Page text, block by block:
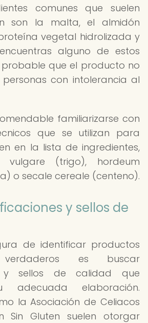
comunes que suelen
son la malta, el almidón
vegetal hidrolizada y
alguno de estos
probable que el producto no
con intolerancia al
familiarizarse con
que se utilizan para
en la lista de ingredientes,
vulgare (trigo), hordeum
o secale cereale (centeno).
y sellos de
de identificar productos
es buscar
y sellos de calidad que
adecuada elaboración.
la Asociación de Celiacos
Sin Gluten suelen otorgar